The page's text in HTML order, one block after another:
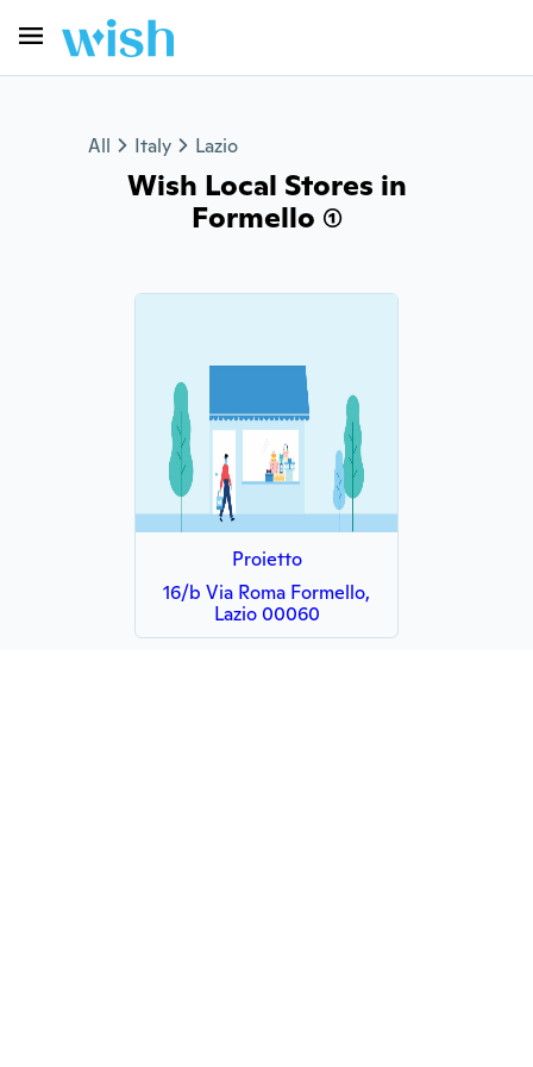
All Italy Lazio
Wish Local Stores in
Formello (1)
Proietto
16/b Via Roma Formello,
Lazio 00060